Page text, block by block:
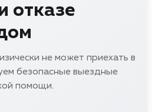
отказе
не может приехать в
безопасные выездные
помощи.